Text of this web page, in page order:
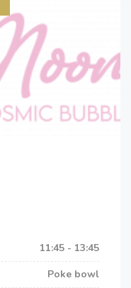
11:45 - 13:45
Poke bowl